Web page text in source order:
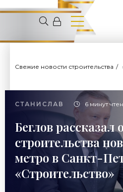
Свежие новости строительства
СТАНИСЛАВ 6 минут
Беглов рассказал
строительства
метро в Санкт-
«Строительство»